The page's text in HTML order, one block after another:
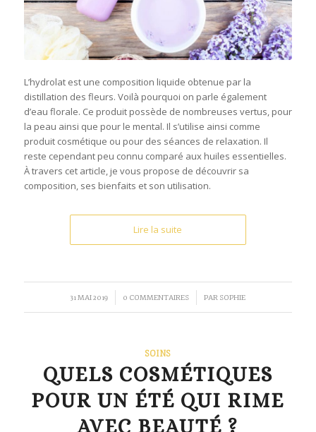
L’hydrolat est une composition liquide obtenue par la
distillation des fleurs. Voilà pourquoi on parle également
d’eau florale. Ce produit possède de nombreuses vertus, pour
la peau ainsi que pour le mental. Il s’utilise ainsi comme
produit cosmétique ou pour des séances de relaxation. Il
reste cependant peu connu comparé aux huiles essentielles.
À travers cet article, je vous propose de découvrir sa
composition, ses bienfaits et son utilisation.
Lire la suite
31 MAI 2019
/ 0 COMMENTAIRES
/ PAR SOPHIE
SOINS
QUELS COSMÉTIQUES
POUR UN ÉTÉ QUI RIME
AVEC BEAUTÉ ?